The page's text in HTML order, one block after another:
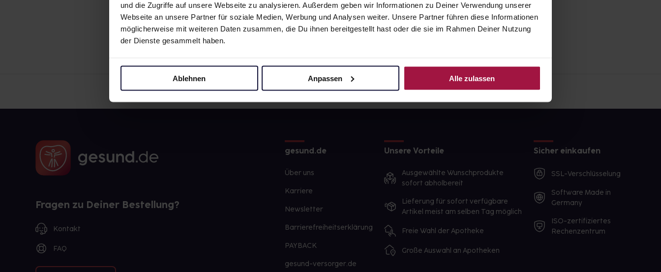
und die Zugriffe auf unsere Webseite zu analysieren. Außerdem geben wir Informationen zu Deiner Verwendung unserer
Webseite an unsere Partner für soziale Medien, Werbung und Analysen weiter. Unsere Partner führen diese Informationen
möglicherweise mit weiteren Daten zusammen, die Du ihnen bereitgestellt hast oder die sie im Rahmen Deiner Nutzung
der Dienste gesammelt haben.
Ablehnen Anpassen Alle zulassen
Fragen zu Deiner Bestellung?
Kontakt
FAQ
gesund.de
Über uns
Karriere
Newsletter
Barrierefreiheitserklärung
PAYBACK
gesund-versorger.de
Unsere Vorteile
Ausgewählte Wunschprodukte
sofort abholbereit
Lieferung für sofort verfügbare
Artikel meist am selben Tag möglich
Freie Wahl der Apotheke
Große Auswahl an Apotheken
Sicher einkaufen
SSL-Verschlüsselung
Software Made in
Germany
ISO-zertifiziertes
Rechenzentrum